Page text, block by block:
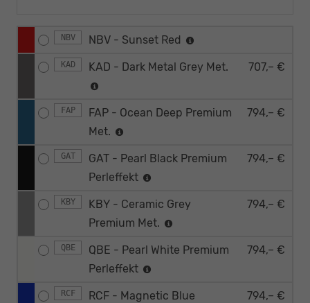
NBV NBV - Sunset Red
KAD KAD - Dark Metal Grey Met. 707,– €
FAP
FAP - Ocean Deep Premium
Met.
794,– €
GAT
GAT - Pearl Black Premium
Perleffekt
794,– €
KBY
KBY - Ceramic Grey
Premium Met.
794,– €
QBE
QBE - Pearl White Premium
Perleffekt
794,– €
RCF
RCF - Magnetic Blue
794,– €